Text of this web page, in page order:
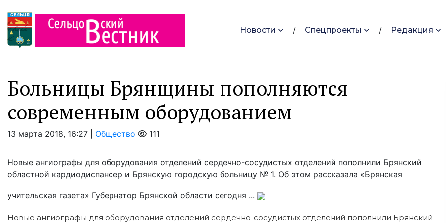
Новости Спецпроекты Редакция
Больницы Брянщины пополняются
современным оборудованием
13 марта 2018, 16:27 | Общество 111
Новые ангиографы для оборудования отделений сердечно-сосудистых отделений пополнили Брянский
областной кардиодиспансер и Брянскую городскую больницу № 1. Об этом рассказала «Брянская
учительская газета» Губернатор Брянской области сегодня ...
Новые ангиографы для оборудования отделений сердечно-сосудистых отделений пополнили Брянский